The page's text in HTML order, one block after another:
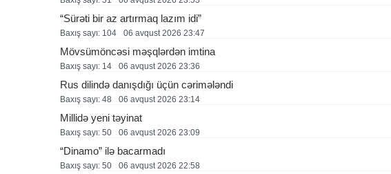
“Sürəti bir az artırmaq lazım idi”
Baxış sayı: 104 06 avqust 2026 23:47
Mövsümöncəsi məşqlərdən imtina
Baxış sayı: 14 06 avqust 2026 23:36
Rus dilində danışdığı üçün cərimələndi
Baxış sayı: 48 06 avqust 2026 23:14
Millidə yeni təyinat
Baxış sayı: 50 06 avqust 2026 23:09
“Dinamo” ilə bacarmadı
Baxış sayı: 50 06 avqust 2026 22:58